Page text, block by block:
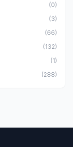
(0)
(3)
(66)
(132)
(1)
(288)